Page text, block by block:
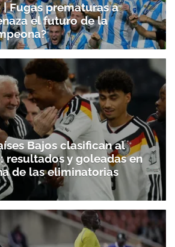
Fugas prematuras a
el futuro de la
Bajos clasifican al
resultados y goleadas en
de las eliminatorias